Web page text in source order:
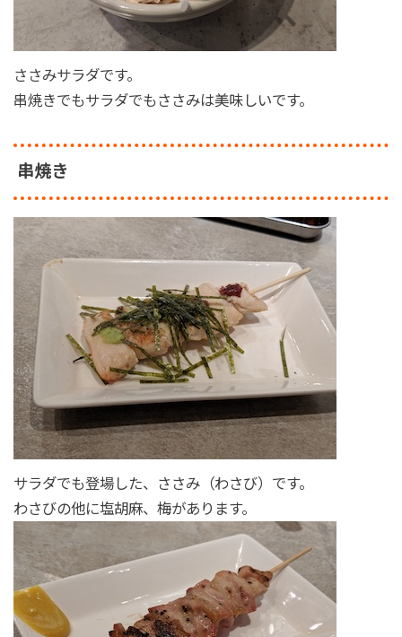
ささみサラダです。
串焼きでもサラダでもささみは美味しいです。
串焼き
サラダでも登場した、ささみ（わさび）です。
わさびの他に塩胡麻、梅があります。